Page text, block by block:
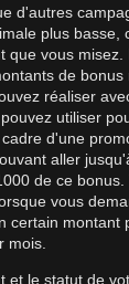
d'autres
plus basse,
que vous misez.
de bonus
réaliser
utiliser
d'une
aller
de ce bonus.
vous
certain montant
mois.
et le statut de